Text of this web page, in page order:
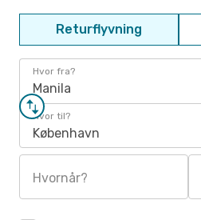
Returflyvning
Hvor fra?
Manila
Hvor til?
København
Hvornår?